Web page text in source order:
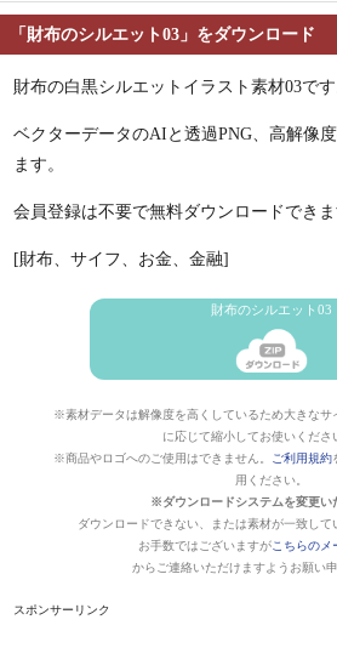
「財布のシルエット03」をダウンロード
財布の白黒シルエットイラスト素材03です
ベクターデータのAIと透過PNG、高解像
ます。
会員登録は不要で無料ダウンロードできま
[財布、サイフ、お金、金融]
財布のシルエット03
※素材データは解像度を高くしているため大きなサ
に応じて縮小してお使いくださ
※商品やロゴへのご使用はできません。
ご利用規約
用ください。
※ダウンロードシステムを変更い
ダウンロードできない、または素材が一致して
お手数ではございますがこちらのメ
からご連絡いただけますようお願い申
スポンサーリンク